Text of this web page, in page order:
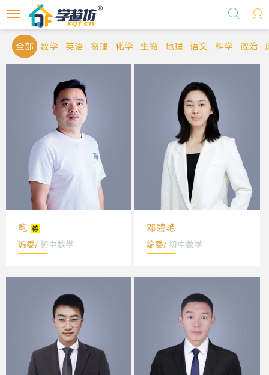
首页
学术标准委员会
自习室地图
关于我们
全部 数学 英语 物理 化学 生物 地理 语文 科学 政治
鲍
编委/ 初中数学
邓碧艳
编委/ 初中数学